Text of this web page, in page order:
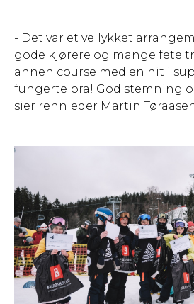
- Det var et vellykket
gode kjørere og mange fete
annen course med en hit i
fungerte bra! God stemning
sier rennleder Martin